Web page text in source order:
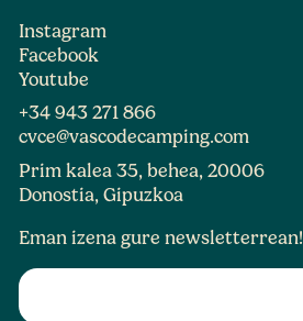
Instagram
Facebook
Youtube
+34 943 271 866
cvce@vascodecamping.com
Prim kalea 35, behea, 20006
Donostia, Gipuzkoa
Eman izena gure newsletterrean!